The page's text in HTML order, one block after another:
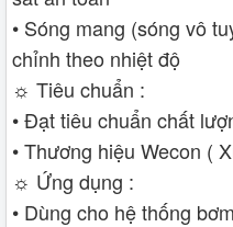
• Sóng mang (sóng vô
chỉnh theo nhiệt độ
☼ Tiêu chuẩn :
• Đạt tiêu chuẩn chất
• Thương hiệu Wecon (
☼ Ứng dụng :
• Dùng cho hệ thống